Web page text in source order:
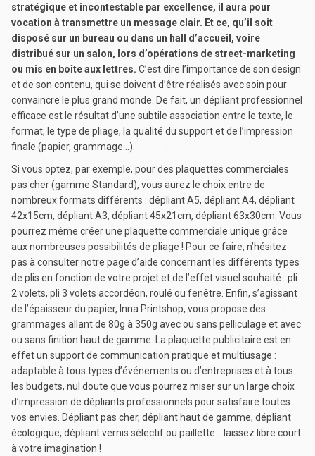
stratégique et incontestable par excellence, il aura pour
vocation à transmettre un message clair. Et ce, qu’il soit
disposé sur un bureau ou dans un hall d’accueil, voire
distribué sur un salon, lors d’opérations de street-marketing
ou mis en boîte aux lettres. C’est dire l’importance de son design
et de son contenu, qui se doivent d’être réalisés avec soin pour
convaincre le plus grand monde. De fait, un dépliant professionnel
efficace est le résultat d’une subtile association entre le texte, le
format, le type de pliage, la qualité du support et de l’impression
finale (papier, grammage…).
Si vous optez, par exemple, pour des plaquettes commerciales
pas cher (gamme Standard), vous aurez le choix entre de
nombreux formats différents : dépliant A5, dépliant A4, dépliant
42x15cm, dépliant A3, dépliant 45x21cm, dépliant 63x30cm. Vous
pourrez même créer une plaquette commerciale unique grâce
aux nombreuses possibilités de pliage ! Pour ce faire, n’hésitez
pas à consulter notre page d’aide concernant les différents types
de plis en fonction de votre projet et de l’effet visuel souhaité : pli
2 volets, pli 3 volets accordéon, roulé ou fenêtre. Enfin, s’agissant
de l’épaisseur du papier, Inna Printshop, vous propose des
grammages allant de 80g à 350g avec ou sans pelliculage et avec
ou sans finition haut de gamme. La plaquette publicitaire est en
effet un support de communication pratique et multiusage :
adaptable à tous types d’événements ou d’entreprises et à tous
les budgets, nul doute que vous pourrez miser sur un large choix
d’impression de dépliants professionnels pour satisfaire toutes
vos envies. Dépliant pas cher, dépliant haut de gamme, dépliant
écologique, dépliant vernis sélectif ou paillette… laissez libre court
à votre imagination !